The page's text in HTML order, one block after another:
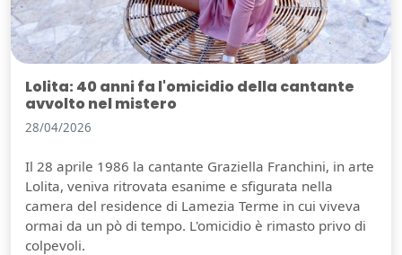
Lolita: 40 anni fa l'omicidio della cantante
avvolto nel mistero
28/04/2026
Il 28 aprile 1986 la cantante Graziella Franchini, in arte
Lolita, veniva ritrovata esanime e sfigurata nella
camera del residence di Lamezia Terme in cui viveva
ormai da un pò di tempo. L'omicidio è rimasto privo di
colpevoli.